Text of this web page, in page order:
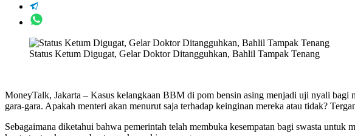
Status Ketum Digugat, Gelar Doktor Ditangguhkan, Bahlil Tampak Tenang
MoneyTalk, Jakarta – Kasus kelangkaan BBM di pom bensin asing menjadi uji nyali
gara-gara. Apakah menteri akan menurut saja terhadap keinginan mereka atau tidak?
Sebagaimana diketahui bahwa pemerintah telah membuka kesempatan bagi swasta